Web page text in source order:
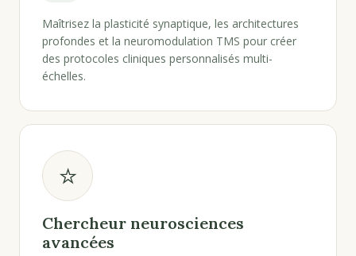
Maîtrisez la plasticité synaptique, les architectures
profondes et la neuromodulation TMS pour créer
des protocoles cliniques personnalisés multi-
échelles.
⭐
Chercheur neurosciences
avancées